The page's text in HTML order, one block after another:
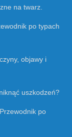
na twarz.
po typach
objawy i
uszkodzeń?
po